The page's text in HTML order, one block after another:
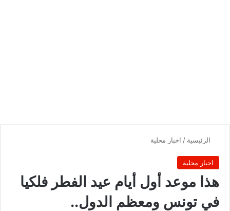
الرئيسية / اخبار محلية
اخبار محلية
هذا موعد أول أيام عيد الفطر فلكيا
في تونس ومعظم الدول..